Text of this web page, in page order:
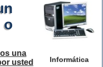
Informática
o
una
usted